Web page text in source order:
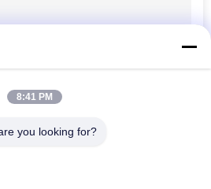
8:41 PM
you looking for?